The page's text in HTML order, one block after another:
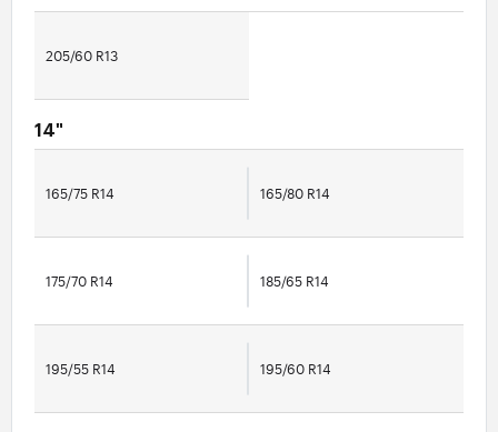
205/60 R13
14"
165/75 R14 165/80 R14
175/70 R14 185/65 R14
195/55 R14 195/60 R14